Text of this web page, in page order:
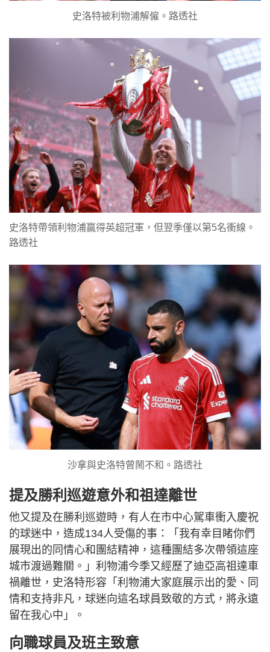
史洛特被利物浦解僱。路透社
史洛特帶領利物浦贏得英超冠軍，但翌季僅以第5名衝線。
路透社
沙拿與史洛特曾鬧不和。路透社
提及勝利巡遊意外和祖達離世
他又提及在勝利巡遊時，有人在市中心駕車衝入慶祝
的球迷中，造成134人受傷的事：「我有幸目睹你們
展現出的同情心和團結精神，這種團結多次帶領這座
城市渡過難關。」利物浦今季又經歷了迪亞高祖達車
禍離世，史洛特形容「利物浦大家庭展示出的愛、同
情和支持非凡，球迷向這名球員致敬的方式，將永遠
留在我心中」。
向職球員及班主致意